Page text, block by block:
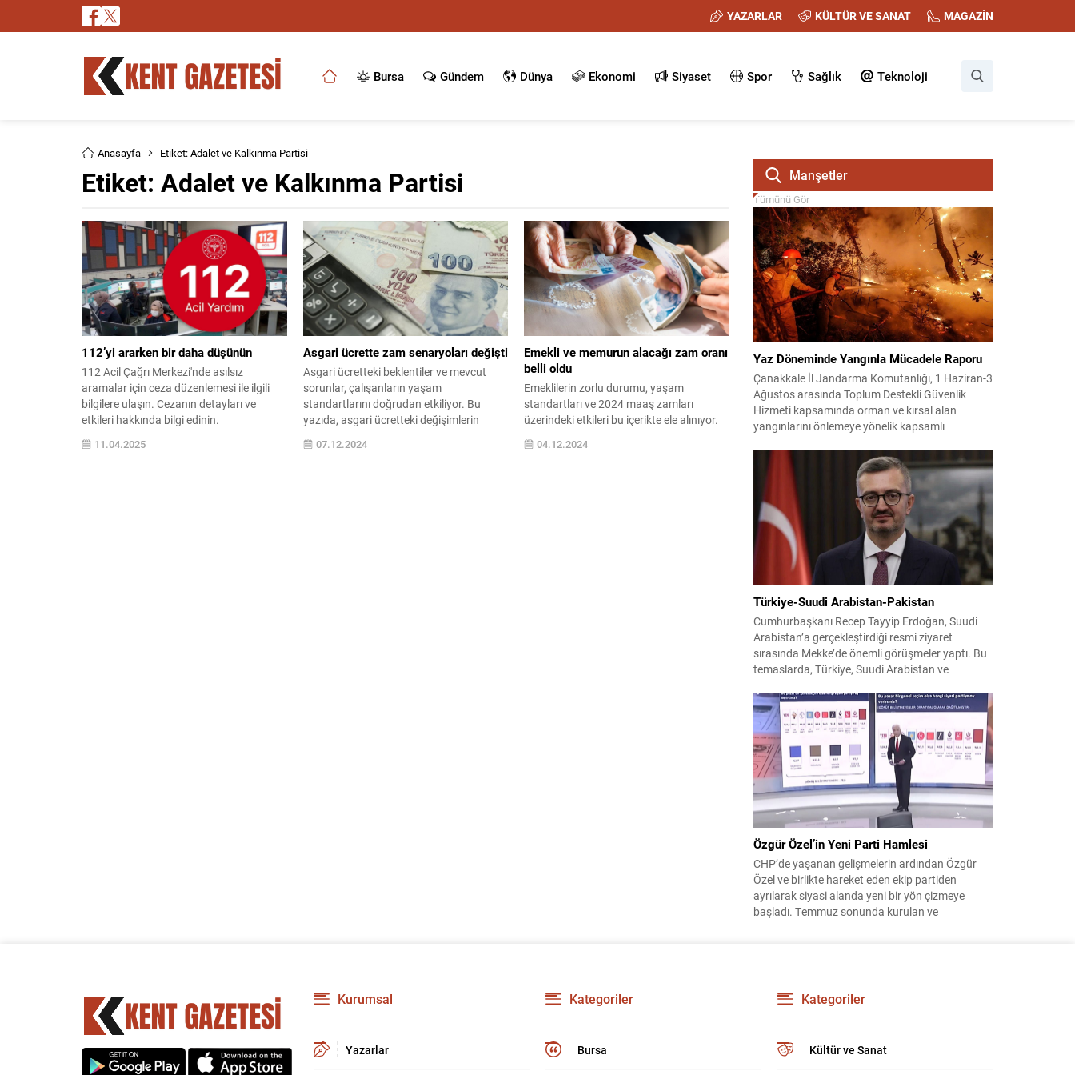
YAZARLAR KÜLTÜR VE SANAT MAGAZİN
Bursa Gündem Dünya Ekonomi Siyaset Spor Sağlık Teknoloji
Anasayfa Etiket: Adalet ve Kalkınma Partisi
Etiket: Adalet ve Kalkınma Partisi
112’yi ararken bir daha düşünün
112 Acil Çağrı Merkezi'nde asılsız
aramalar için ceza düzenlemesi ile ilgili
bilgilere ulaşın. Cezanın detayları ve
etkileri hakkında bilgi edinin.
11.04.2025
Asgari ücrette zam senaryoları değişti
Asgari ücretteki beklentiler ve mevcut
sorunlar, çalışanların yaşam
standartlarını doğrudan etkiliyor. Bu
yazıda, asgari ücretteki değişimlerin
ekonomik yansımalarını ve sosyal adalet
perspektifinden değerlendirmeleri
07.12.2024
Emekli ve memurun alacağı zam oranı
belli oldu
Emeklilerin zorlu durumu, yaşam
standartları ve 2024 maaş zamları
üzerindeki etkileri bu içerikte ele alınıyor.
Emekliler için kritik öneme sahip bu
konuyu keşfedin ve haklarınızı öğrenin.
04.12.2024
Manşetler
Tümünü Gör
Yaz Döneminde Yangınla Mücadele Raporu
Çanakkale İl Jandarma Komutanlığı, 1 Haziran-3
Ağustos arasında Toplum Destekli Güvenlik
Hizmeti kapsamında orman ve kırsal alan
yangınlarını önlemeye yönelik kapsamlı
görev yapan 178 tim ve 742 personel, sahada
aktif olarak halkı bilinçlendirdi ve denetim
faaliyetleri gerçekleştirdi. Faaliyetler esnasında
bin 315 biçerdöver ve balya...
Türkiye-Suudi Arabistan-Pakistan
Cumhurbaşkanı Recep Tayyip Erdoğan, Suudi
Arabistan’a gerçekleştirdiği resmi ziyaret
sırasında Mekke’de önemli görüşmeler yaptı. Bu
temaslarda, Türkiye, Suudi Arabistan ve
birliği çerçevesi oluşturuldu. Ziyaretin en somut
çıktısı, üç ülkenin imza attığı Mekke Ortak
Savunma Anlaşması oldu. Anlaşma; ortak
güvenlik yaklaşımıyla bölgesel barış, istikrar...
Özgür Özel’in Yeni Parti Hamlesi
CHP’de yaşanan gelişmelerin ardından Özgür
Özel ve birlikte hareket eden ekip partiden
ayrılarak siyasi alanda yeni bir yön çizmeye
başladı. Temmuz sonunda kurulan ve
bulduğu iddiaları gündemi...
Kurumsal
Yazarlar
Kategoriler
Bursa
Kategoriler
Kültür ve Sanat